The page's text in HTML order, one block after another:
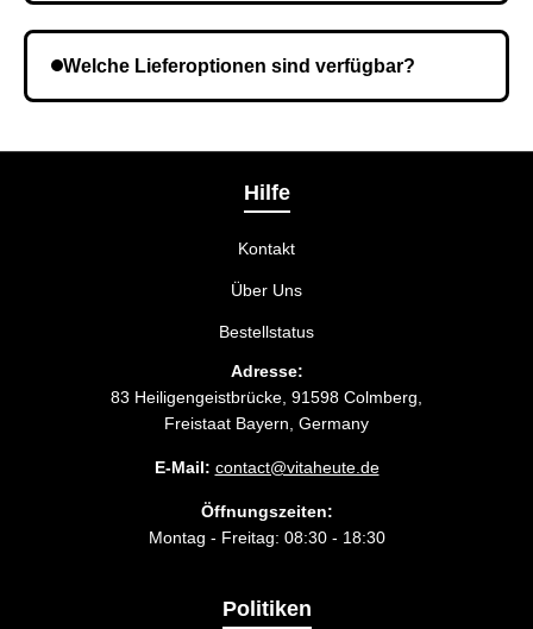
und wiederholen Sie gegebenenfalls die Bestellung.
Welche Lieferoptionen sind verfügbar?
Liefermethode wählen, die am besten zu Ihnen
Hilfe
Kontakt
Über Uns
Bestellstatus
Adresse:
83 Heiligengeistbrücke, 91598 Colmberg,
Freistaat Bayern, Germany
E-Mail: contact@vitaheute.de
Öffnungszeiten:
Montag - Freitag: 08:30 - 18:30
Politiken